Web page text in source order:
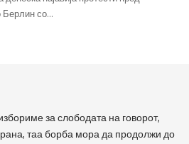
Берлин со…
за слободата на говорот,
таа борба мора да продолжи до